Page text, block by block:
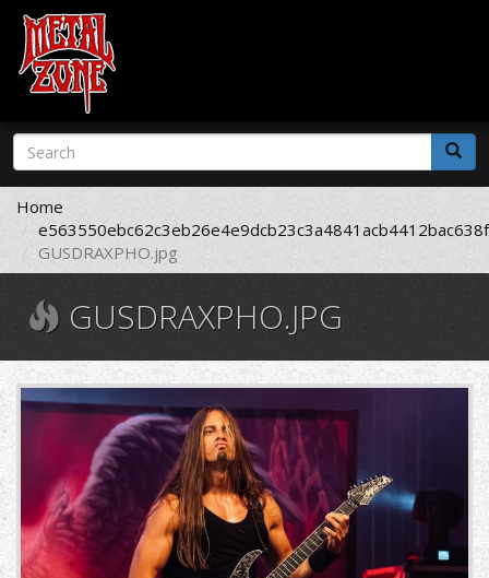
Skip
main
content
Search
form
Search
Home
GUSDRAXPHO.jpg
GUSDRAXPHO.JPG